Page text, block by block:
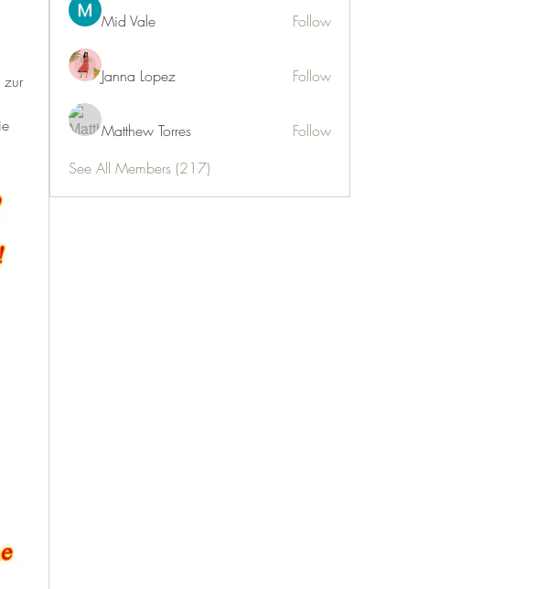
zur
Mid Vale Follow
Janna Lopez Follow
Matthew Torres
Follow
See All Members (217)